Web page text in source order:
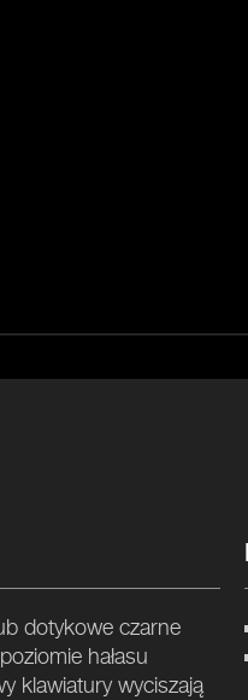
dotykowe czarne
hałasu
klawiatury wyciszają